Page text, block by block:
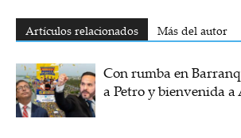
Artículos relacionados Más del autor
Con rumba en
a Petro y bienvenida a